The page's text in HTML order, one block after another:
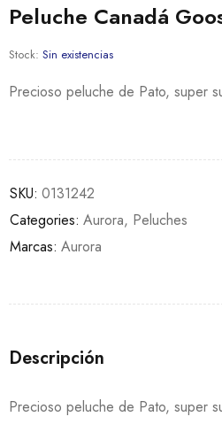
Peluche Canadá
Stock: Sin existencias
Precioso peluche de Pato, super
SKU: 0131242
Categories: Aurora, Peluches
Marcas: Aurora
Descripción
Precioso peluche de Pato, super